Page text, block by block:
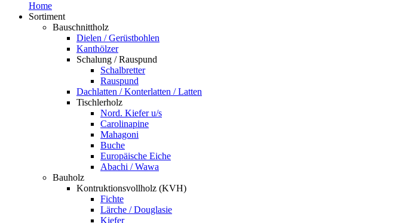
Home
Sortiment
Bauschnittholz
Dielen / Gerüstbohlen
Kanthölzer
Schalung / Rauspund
Schalbretter
Rauspund
Dachlatten / Konterlatten / Latten
Tischlerholz
Nord. Kiefer u/s
Carolinapine
Mahagoni
Buche
Europäische Eiche
Abachi / Wawa
Bauholz
Kontruktionsvollholz (KVH)
Fichte
Lärche / Douglasie
Kiefer